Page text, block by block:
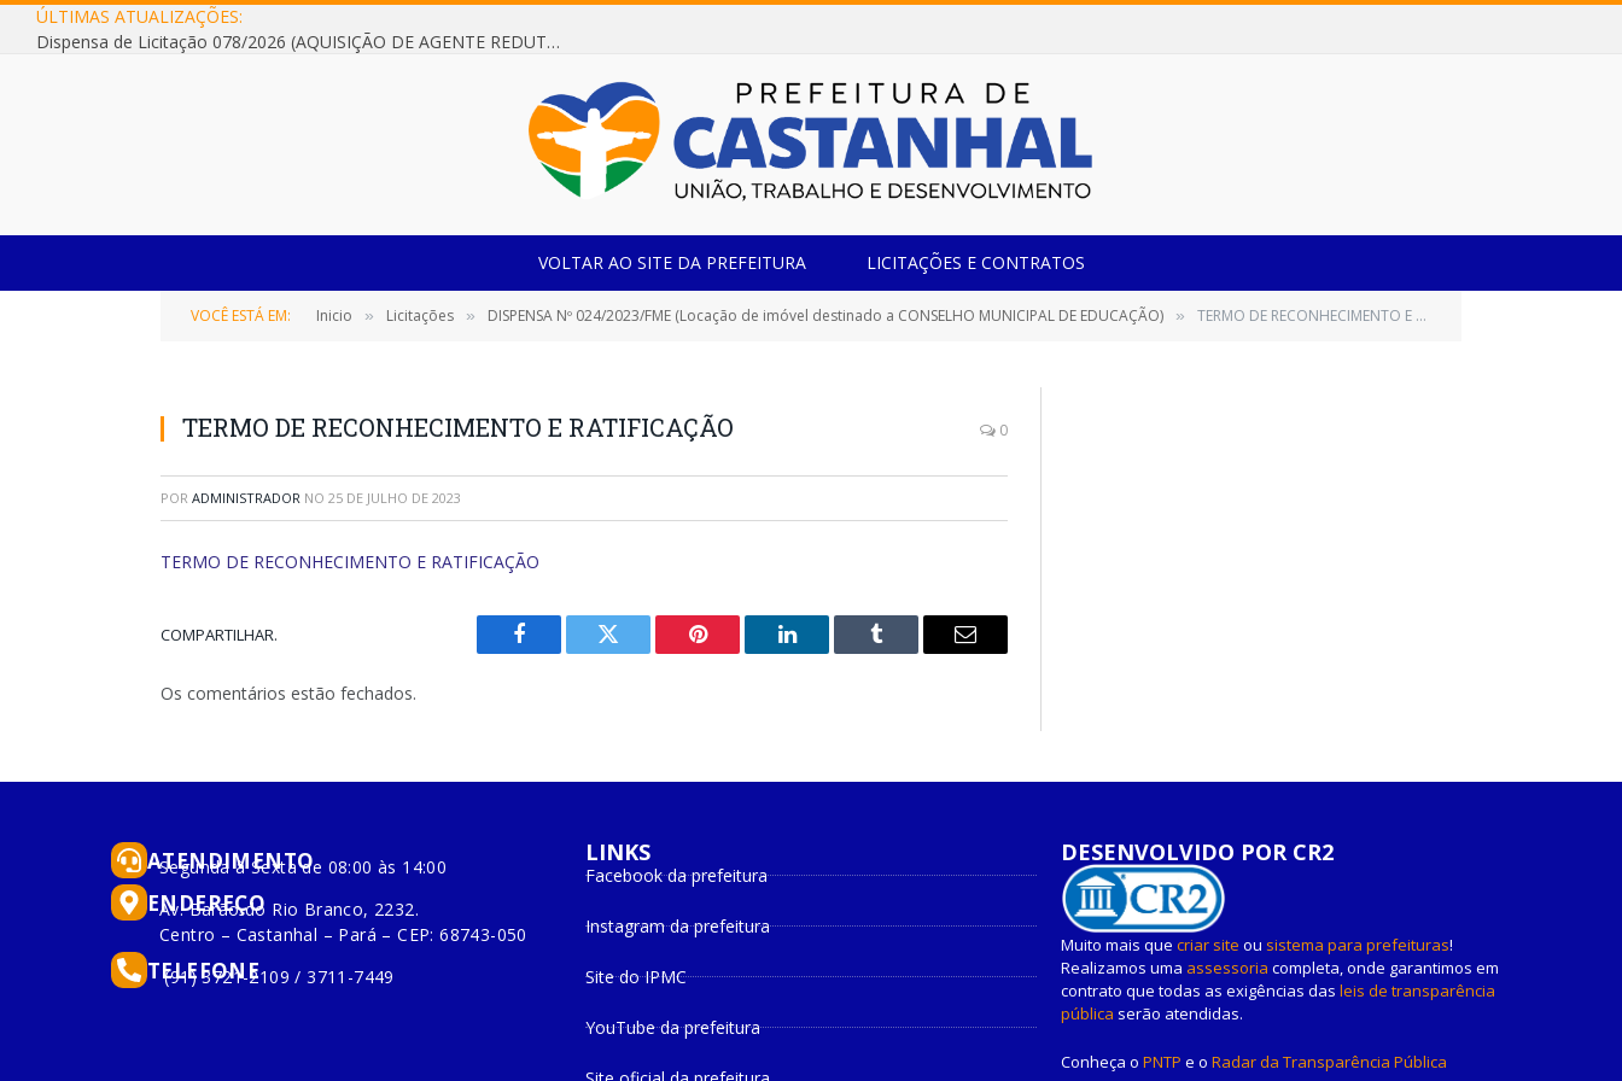
ÚLTIMAS ATUALIZAÇÕES:
Dispensa de Licitação 078/2026 (AQUISIÇÃO DE AGENTE REDUTOR LÍQUIDO AUTOMOTIVO – ARLA 32, PARA ATENDER A FROTA OFICIAL DE VEÍCULOS DA SECRETARIA MUNICIPAL DE EDUCAÇÃO DO MUNICÍPIO DE CASTANHAL/PA)
VOLTAR AO SITE DA PREFEITURA LICITAÇÕES E CONTRATOS
VOCÊ ESTÁ EM: Inicio » Licitações » DISPENSA Nº 024/2023/FME (Locação de imóvel destinado a CONSELHO MUNICIPAL DE EDUCAÇÃO) » TERMO DE RECONHECIMENTO E RATIFICAÇÃO
TERMO DE RECONHECIMENTO E RATIFICAÇÃO 0
POR ADMINISTRADOR NO 25 DE JULHO DE 2023
TERMO DE RECONHECIMENTO E RATIFICAÇÃO
COMPARTILHAR.
Facebook Twitter Pinterest
O
Tumblr
E-
Os comentários estão fechados.
ATENDIMENTO
Segunda à Sexta de 08:00 às 14:00
ENDEREÇO
Av. Barão do Rio Branco, 2232.
Centro – Castanhal – Pará – CEP: 68743-050
TELEFONE
(91) 3721-2109 / 3711-7449
LINKS
Facebook da prefeitura
Instagram da prefeitura
Site do IPMC
YouTube da prefeitura
DESENVOLVIDO POR CR2
Muito mais que criar site ou sistema para prefeituras!
Realizamos uma assessoria completa, onde garantimos em
contrato que todas as exigências das leis de transparência
pública serão atendidas.
Conheça o PNTP e o Radar da Transparência Pública